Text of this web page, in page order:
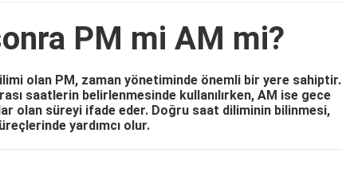
PM mi AM mi?
olan PM, zaman yönetiminde önemli bir yere sahiptir.
saatlerin belirlenmesinde kullanılırken, AM ise gece
olan süreyi ifade eder. Doğru saat diliminin bilinmesi,
yardımcı olur.